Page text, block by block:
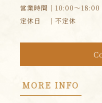
営業時間｜10:00～18:00
定休日 ｜不定休
MORE INFO